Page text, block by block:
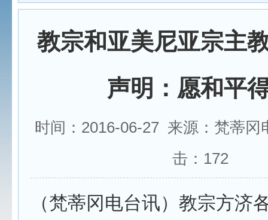
教宗和亚美尼亚宗主
声明：愿和平
时间：2016-06-27 来源：梵蒂
击： 172
（梵蒂冈电台讯）教宗方济